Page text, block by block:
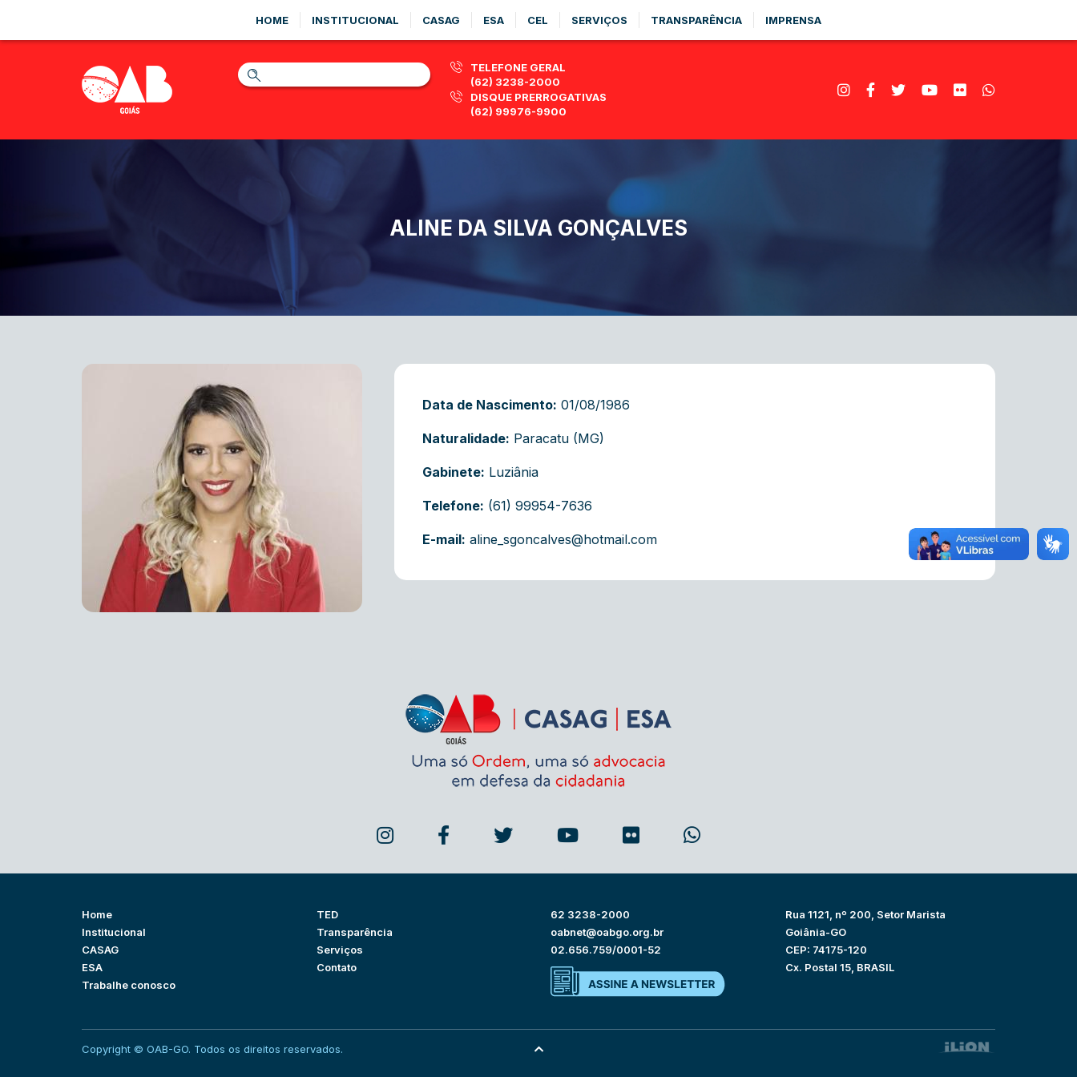
HOME INSTITUCIONAL CASAG ESA CEL SERVIÇOS TRANSPARÊNCIA IMPRENSA
TELEFONE GERAL
(62) 3238-2000
DISQUE PRERROGATIVAS
(62) 99976-9900
ALINE DA SILVA GONÇALVES
Data de Nascimento: 01/08/1986
Naturalidade: Paracatu (MG )
Gabinete: Luziânia
Telefone: (61) 99954-7636
E-mail: aline_sgoncalves@hotmail.com
Home
Institucional
CASAG
ESA
Trabalhe conosco
TED
Transparência
Serviços
Contato
62 3238-2000
oabnet@oabgo.org.br
02.656.759/0001-52
Rua 1121, nº 200, Setor Marista
Goiânia-GO
CEP: 74175-120
Cx. Postal 15, BRASIL
Copyright © OAB-GO. Todos os direitos reservados.